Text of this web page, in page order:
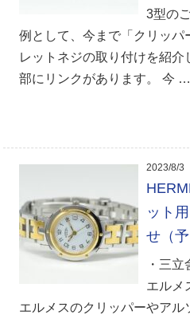
3型の
例として、今まで「クリッパ
レットネジの取り付けを紹
部にリンクがあります。 今 …
2023/8/3
ット
せ（予
・三
エル
エルメスのクリッパーやアル